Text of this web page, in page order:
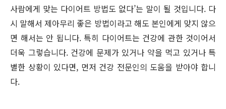
사람에게 맞는 다이어트 방법도 없다’는 말이 될 것입니다. 다
시 말해서 제아무리 좋은 방법이라고 해도 본인에게 맞지 않으
면 해서는 안 됩니다. 특히 다이어트는 건강에 관한 것이어서
더욱 그렇습니다. 건강에 문제가 있거나 약을 먹고 있거나 특
별한 상황이 있다면, 먼저 건강 전문인의 도움을 받아야 합니
다.